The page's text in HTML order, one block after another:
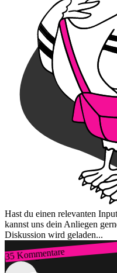
Hast du einen relevanten
kannst uns dein Anliegen
Diskussion wird geladen...
35 Kommentare
Zum Login